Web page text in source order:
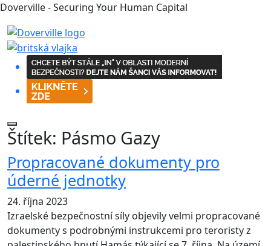
Doverville - Securing Your Human Capital
Štítek: Pásmo Gazy
Propracované dokumenty pro
úderné jednotky
24. října 2023
Izraelské bezpečnostní síly objevily velmi propracované
dokumenty s podrobnými instrukcemi pro teroristy z